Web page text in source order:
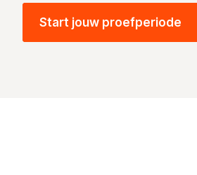
Start jouw proefperiode